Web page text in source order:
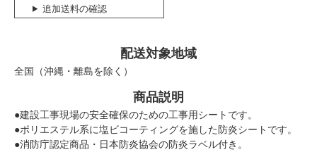
追加送料の確認
配送対象地域
全国（沖縄・離島を除く）
商品説明
●建設工事現場の安全確保のための工事用シートです。
●ポリエステル系に塩ビコーティングを施した防炎シートです。
●消防庁認定商品・日本防炎協会の防炎ラベル付き。